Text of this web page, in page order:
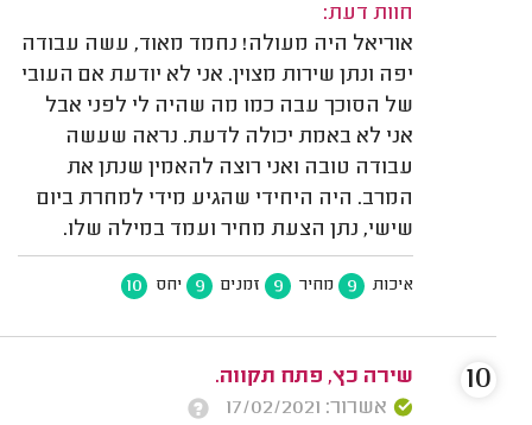
חוות דעת:
אוריאל היה מעולה! נחמד מאוד, עשה עבודה
יפה ונתן שירות מצוין. אני לא יודעת אם העובי
של הסוכך עבה כמו מה שהיה לי לפני אבל
אני לא באמת יכולה לדעת. נראה שעשה
עבודה טובה ואני רוצה להאמין שנתן את
המרב. היה היחידי שהגיע מידי למחרת ביום
שישי, נתן הצעת מחיר ועמד במילה שלו.
איכות 9 מחיר 9 זמנים 9 יחס 10
שירה כץ, פתח תקווה.
אשרור: 17/02/2021
10